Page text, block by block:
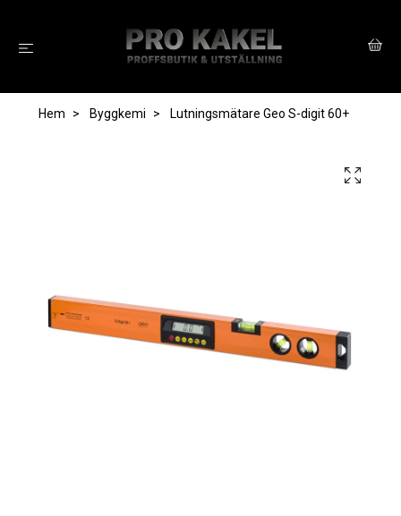
Hem Byggkemi Lutningsmätare Geo S-digit 60+